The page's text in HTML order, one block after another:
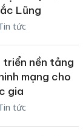
Lũng
tức
nền tảng
mạng cho
gia
tức